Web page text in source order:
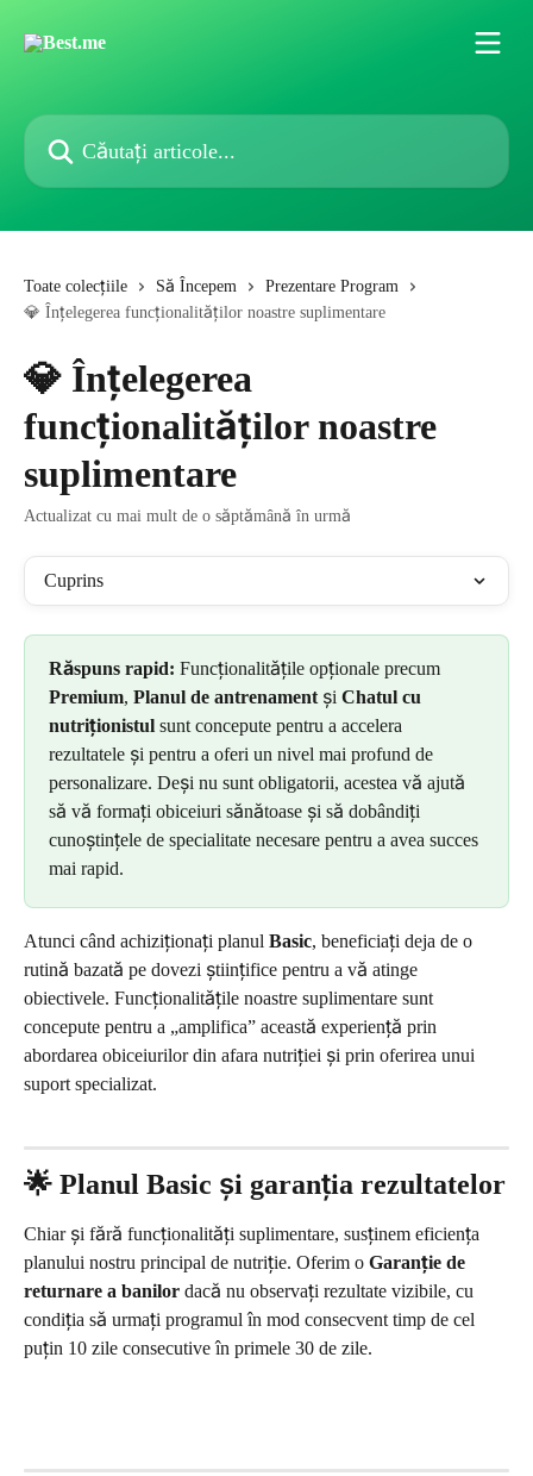
Căutați articole...
Toate colecțiile Să Începem
Prezentare Program
💎 Înțelegerea funcționalităților noastre suplimentare
💎 Înțelegerea
funcționalităților noastre
suplimentare
Actualizat cu mai mult de o săptămână în urmă
Cuprins
Răspuns rapid: Funcționalitățile opționale precum
Premium, Planul de antrenament și Chatul cu
nutriționistul sunt concepute pentru a accelera
rezultatele și pentru a oferi un nivel mai profund de
personalizare. Deși nu sunt obligatorii, acestea vă ajută
să vă formați obiceiuri sănătoase și să dobândiți
cunoștințele de specialitate necesare pentru a avea succes
mai rapid.
Atunci când achiziționați planul Basic, beneficiați deja de o
rutină bazată pe dovezi științifice pentru a vă atinge
obiectivele. Funcționalitățile noastre suplimentare sunt
concepute pentru a „amplifica” această experiență prin
abordarea obiceiurilor din afara nutriției și prin oferirea unui
suport specializat.
🌟 Planul Basic și garanția rezultatelor
Chiar și fără funcționalități suplimentare, susținem eficiența
planului nostru principal de nutriție. Oferim o Garanție de
returnare a banilor dacă nu observați rezultate vizibile, cu
condiția să urmați programul în mod consecvent timp de cel
puțin 10 zile consecutive în primele 30 de zile.